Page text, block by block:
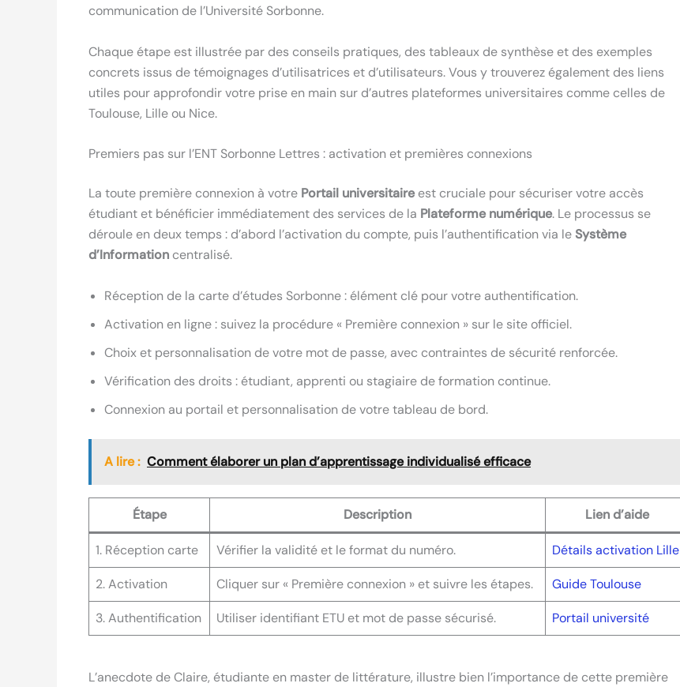
communication de l’Université Sorbonne.
Chaque étape est illustrée par des conseils pratiques, des tableaux de synthèse et des exemples
concrets issus de témoignages d’utilisatrices et d’utilisateurs. Vous y trouverez également des liens
utiles pour approfondir votre prise en main sur d’autres plateformes universitaires comme celles de
Toulouse, Lille ou Nice.
Premiers pas sur l’ENT Sorbonne Lettres : activation et premières connexions
La toute première connexion à votre Portail universitaireest cruciale pour sécuriser votre accès
étudiant et bénéficier immédiatement des services de la Plateforme numérique. Le processus se
déroule en deux temps : d’abord l’activation du compte, puis l’authentification via leSystème
d’Information centralisé.
Réception de la carte d’études Sorbonne : élément clé pour votre authentification.
Activation en ligne : suivez la procédure « Première connexion » sur le site officiel.
Choix et personnalisation de votre mot de passe, avec contraintes de sécurité renforcée.
Vérification des droits : étudiant, apprenti ou stagiaire de formation continue.
Connexion au portail et personnalisation de votre tableau de bord.
A lire : Comment élaborer un plan d’apprentissage individualisé efficace
Étape Description Lien d’aide
1. Réception carte Vérifier la validité et le format du numéro. Détails activation Lille
2. Activation Cliquer sur « Première connexion » et suivre les étapes. Guide Toulouse
3. Authentification Utiliser identifiant ETU et mot de passe sécurisé. Portail université
L’anecdote de Claire, étudiante en master de littérature, illustre bien l’importance de cette première